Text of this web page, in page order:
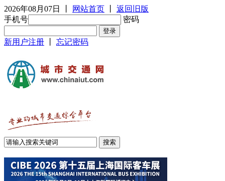
2026年08月07日 网站首页
返回旧版
手机号
密码
新用户注册 忘记密码